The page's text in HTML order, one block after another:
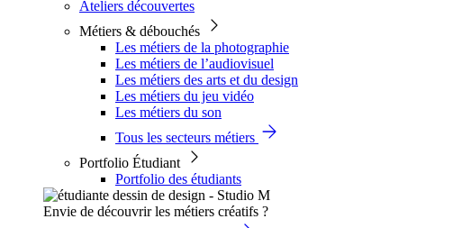
Ateliers découvertes
Métiers & débouchés
Les métiers de la photographie
Les métiers de l’audiovisuel
Les métiers des arts et du design
Les métiers du jeu vidéo
Les métiers du son
Tous les secteurs métiers
Portfolio Étudiant
Portfolio des étudiants
Envie de découvrir les métiers créatifs ?